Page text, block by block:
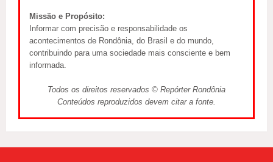
Missão e Propósito:
Informar com precisão e responsabilidade os
acontecimentos de Rondônia, do Brasil e do mundo,
contribuindo para uma sociedade mais consciente e bem
informada.
Todos os direitos reservados © Repórter Rondônia
Conteúdos reproduzidos devem citar a fonte.